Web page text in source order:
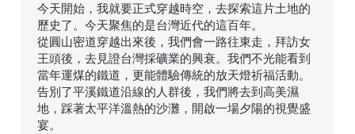
​今天開始，我就要正式穿越時空，去探索這片土地的
歷史了。今天聚焦的是台灣近代的這百年。
從圓山密道穿越出來後，我們會一路往東走，拜訪女
王頭後，去見證台灣採礦業的興衰。我們不光能看到
當年運煤的鐵道，更能體驗傳統的放天燈祈福活動。
告別了平溪鐵道沿線的人群後，我們將去到高美濕
地，踩著太平洋溫熱的沙灘，開啟一場夕陽的視覺盛
宴。